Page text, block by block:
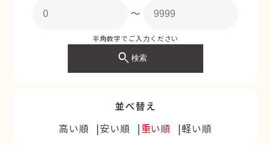
〜
半角数字でご入力ください
search検索
並べ替え
高い順
安い順 重い順 軽い順